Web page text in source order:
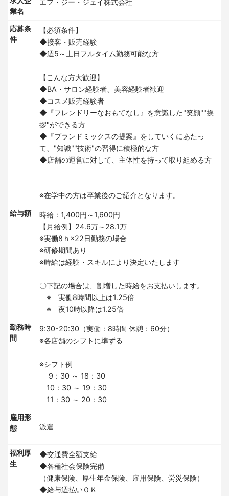
業名
応募条
件
【必須条件】
◆接客・販売経験
◆週5～土日フルタイム勤務可能な方
【こんな方大歓迎】
◆BA・サロン経験者、美容経験者歓迎
◆コスメ販売経験者
◆『フレンドリーなおもてなし』を意識した"笑顔""挨
拶"ができる方
◆『ブランドミックスの提案』をしていくにあたっ
て、"知識""技術"の習得に積極的な方
◆店舗の運営に対して、主体性を持って取り組める方
※在学中の方は卒業後のご紹介となります。
給与額
時給：1,400円～1,600円
【月給例】24.6万～28.1万
※実働8ｈ×22日勤務の場合
※研修期間あり
※時給は経験・スキルにより決定いたします
〇下記の場合は、割増した時給をお支払いします。
※ 実働8時間以上は1.25倍
※ 夜10時以降は1.25倍
勤務時
間
9:30-20:30（実働：8時間 休憩：60分）
※各店舗のシフトに準ずる
※シフト例
9：30 ～ 18：30
10：30 ～ 19：30
11：30 ～ 20：30
雇用形
態
派遣
福利厚
生
◆交通費全額支給
◆各種社会保険完備
（健康保険、厚生年金保険、雇用保険、労災保険）
◆給与週払いＯＫ